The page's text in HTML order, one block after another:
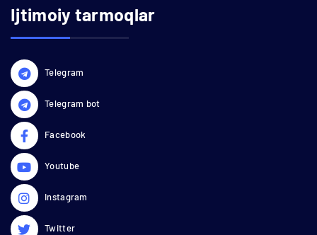
Ijtimoiy tarmoqlar
Telegram
Telegram bot
Facebook
Youtube
Instagram
Twitter